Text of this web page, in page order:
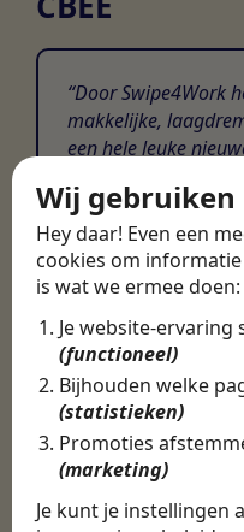
Wij gebruiken
Hey daar! Even een
cookies om
is wat we ermee doen:
Je website-ervaring
(functioneel)
Bijhouden welke
(statistieken)
Promoties
(marketing)
Je kunt je instellingen
Door Swipe4Work
makkelijke,
een hele leuke
Martijn
Certinia Consultant